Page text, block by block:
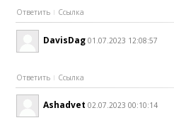
Ответить Ссылка
DavisDag 01.07.2023 12:08:57
Ответить Ссылка
Ashadvet 02.07.2023 00:10:14